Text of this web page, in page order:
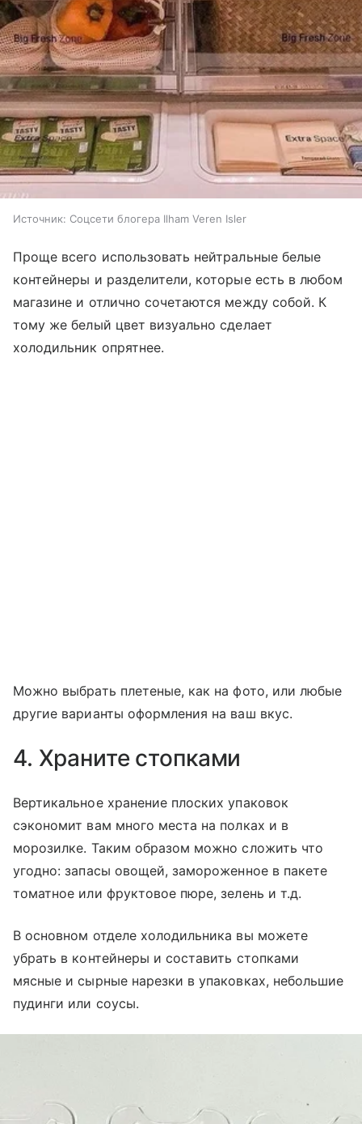
Источник: Соцсети блогера Ilham Veren Isler
Проще всего использовать нейтральные белые
контейнеры и разделители, которые есть в любом
магазине и отлично сочетаются между собой. К
тому же белый цвет визуально сделает
холодильник опрятнее.
Можно выбрать плетеные, как на фото, или любые
другие варианты оформления на ваш вкус.
4. Храните стопками
Вертикальное хранение плоских упаковок
сэкономит вам много места на полках и в
морозилке. Таким образом можно сложить что
угодно: запасы овощей, замороженное в пакете
томатное или фруктовое пюре, зелень и т.д.
В основном отделе холодильника вы можете
убрать в контейнеры и составить стопками
мясные и сырные нарезки в упаковках, небольшие
пудинги или соусы.